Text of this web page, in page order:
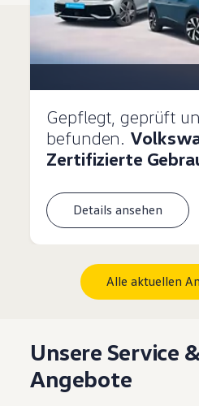
Gepflegt, geprüft
befunden.
Zertifizierte
Details ansehen
Alle aktuellen
Unsere Service
Angebote